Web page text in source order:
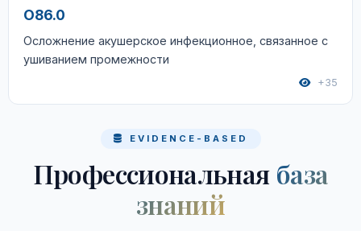
O86.0
Осложнение акушерское инфекционное, связанное с
ушиванием промежности
+35
EVIDENCE-BASED
Профессиональная база
знаний